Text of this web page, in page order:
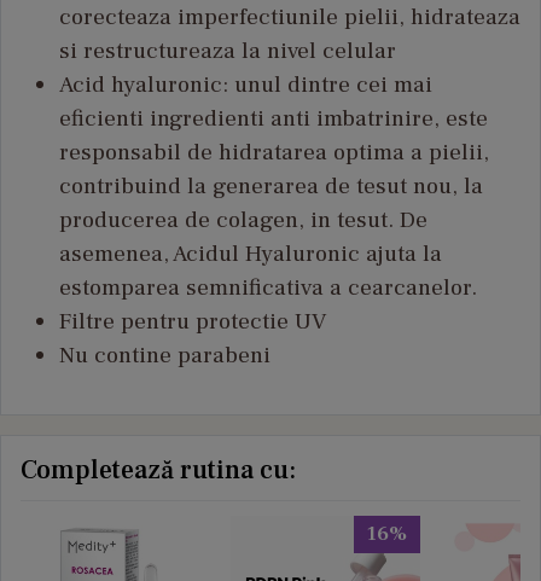
corecteaza imperfectiunile pielii, hidrateaza
si restructureaza la nivel celular
Acid hyaluronic: unul dintre cei mai
eficienti ingredienti anti imbatrinire, este
responsabil de hidratarea optima a pielii,
contribuind la generarea de tesut nou, la
producerea de colagen, in tesut. De
asemenea, Acidul Hyaluronic ajuta la
estomparea semnificativa a cearcanelor.
Filtre pentru protectie UV
Nu contine parabeni
Completează rutina cu:
16%